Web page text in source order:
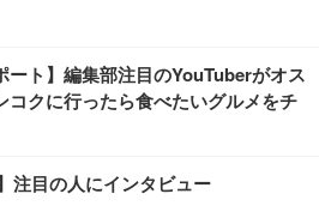
ート】編集部注目のYouTuberがオス
コクに行ったら食べたいグルメをチ
注目の人にインタビュー